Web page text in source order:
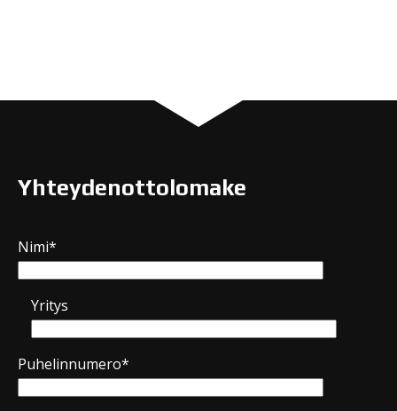
Yhteydenottolomake
Nimi*
Yritys
Puhelinnumero*